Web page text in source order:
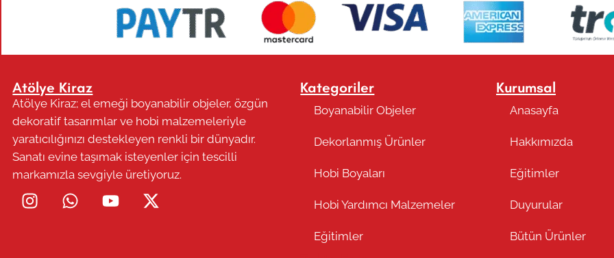
Atölye Kiraz
Atölye Kiraz; el emeği boyanabilir objeler, özgün
dekoratif tasarımlar ve hobi malzemeleriyle
yaratıcılığınızı destekleyen renkli bir dünyadır.
Sanatı evine taşımak isteyenler için tescilli
markamızla sevgiyle üretiyoruz.
Kategoriler
Boyanabilir Objeler
Dekorlanmış Ürünler
Hobi Boyaları
Hobi Yardımcı Malzemeler
Eğitimler
Kurumsal
Anasayfa
Hakkımızda
Eğitimler
Duyurular
Bütün Ürünler